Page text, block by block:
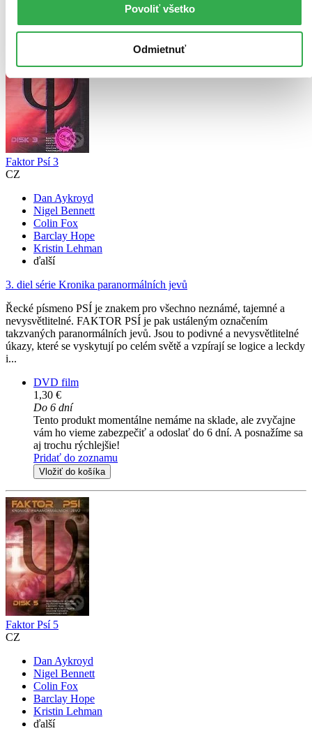
Povoliť všetko
Odmietnuť
Knihomoľský pomocník
Faktor Psí 3
CZ
Dan Aykroyd
Nigel Bennett
Colin Fox
Barclay Hope
Kristin Lehman
ďalší
3. diel série Kronika paranormálních jevů
Řecké písmeno PSÍ je znakem pro všechno neznámé, tajemné a
nevysvětlitelné. FAKTOR PSÍ je pak ustáleným označením
takzvaných paranormálních jevů. Jsou to podivné a nevysvětlitelné
úkazy, které se vyskytují po celém světě a vzpírají se logice a leckdy
i...
DVD film
1,30 €
Do 6 dní
Tento produkt momentálne nemáme na sklade, ale zvyčajne
vám ho vieme zabezpečiť a odoslať do 6 dní. A posnažíme sa
aj trochu rýchlejšie!
Pridať do zoznamu
Vložiť do košíka
Faktor Psí 5
CZ
Dan Aykroyd
Nigel Bennett
Colin Fox
Barclay Hope
Kristin Lehman
ďalší